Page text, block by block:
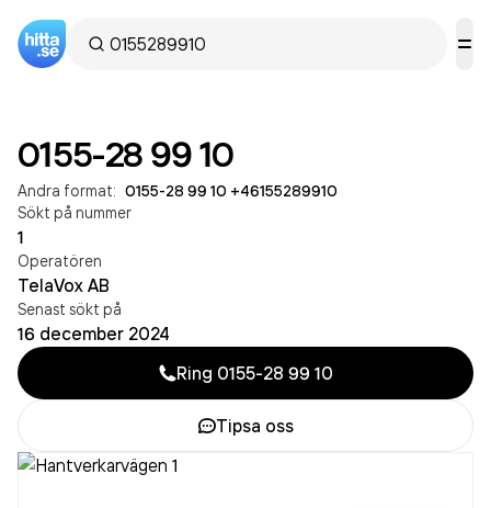
0155-28 99 10
Andra format: 0155-28 99 10 +46155289910
Sökt på nummer
1
Operatören
TelaVox AB
Senast sökt på
16 december 2024
Ring 0155-28 99 10
Tipsa oss